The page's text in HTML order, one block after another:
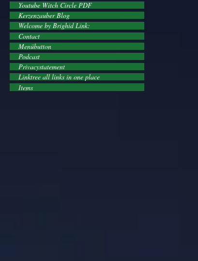
Youtube Witch Circle PDF
Kerzenzauber Blog
Welcome by Brighid Link:
Contact
Menübutton
Podcast
Privacystatement
Linktree all links in one place
Items